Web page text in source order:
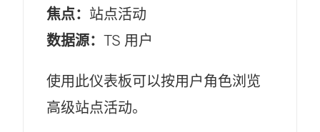
焦点： 站点活动
数据源： TS 用户
使用此仪表板可以按用户角色浏览
高级站点活动。